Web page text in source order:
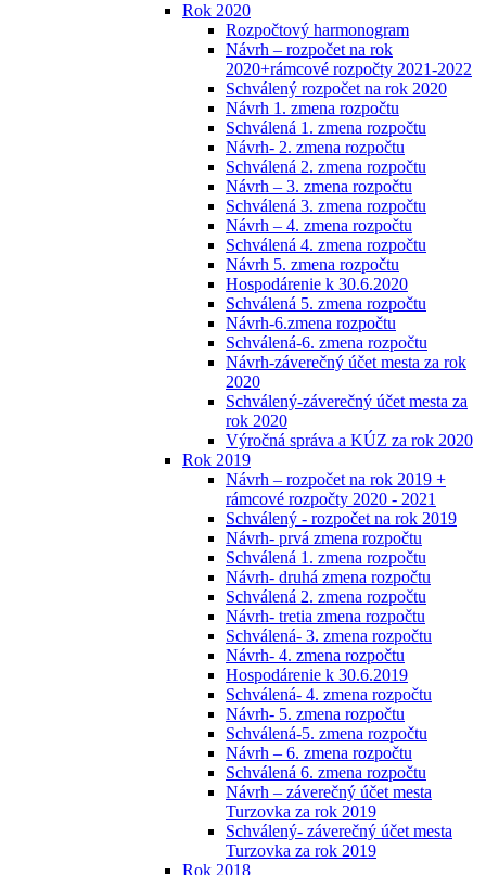
Rok 2020
Rozpočtový harmonogram
Návrh – rozpočet na rok
2020+rámcové rozpočty 2021-2022
Schválený rozpočet na rok 2020
Návrh 1. zmena rozpočtu
Schválená 1. zmena rozpočtu
Návrh- 2. zmena rozpočtu
Schválená 2. zmena rozpočtu
Návrh – 3. zmena rozpočtu
Schválená 3. zmena rozpočtu
Návrh – 4. zmena rozpočtu
Schválená 4. zmena rozpočtu
Návrh 5. zmena rozpočtu
Hospodárenie k 30.6.2020
Schválená 5. zmena rozpočtu
Návrh-6.zmena rozpočtu
Schválená-6. zmena rozpočtu
Návrh-záverečný účet mesta za rok
2020
Schválený-záverečný účet mesta za
rok 2020
Výročná správa a KÚZ za rok 2020
Rok 2019
Návrh – rozpočet na rok 2019 +
rámcové rozpočty 2020 - 2021
Schválený - rozpočet na rok 2019
Návrh- prvá zmena rozpočtu
Schválená 1. zmena rozpočtu
Návrh- druhá zmena rozpočtu
Schválená 2. zmena rozpočtu
Návrh- tretia zmena rozpočtu
Schválená- 3. zmena rozpočtu
Návrh- 4. zmena rozpočtu
Hospodárenie k 30.6.2019
Schválená- 4. zmena rozpočtu
Návrh- 5. zmena rozpočtu
Schválená-5. zmena rozpočtu
Návrh – 6. zmena rozpočtu
Schválená 6. zmena rozpočtu
Návrh – záverečný účet mesta
Turzovka za rok 2019
Schválený- záverečný účet mesta
Turzovka za rok 2019
Rok 2018